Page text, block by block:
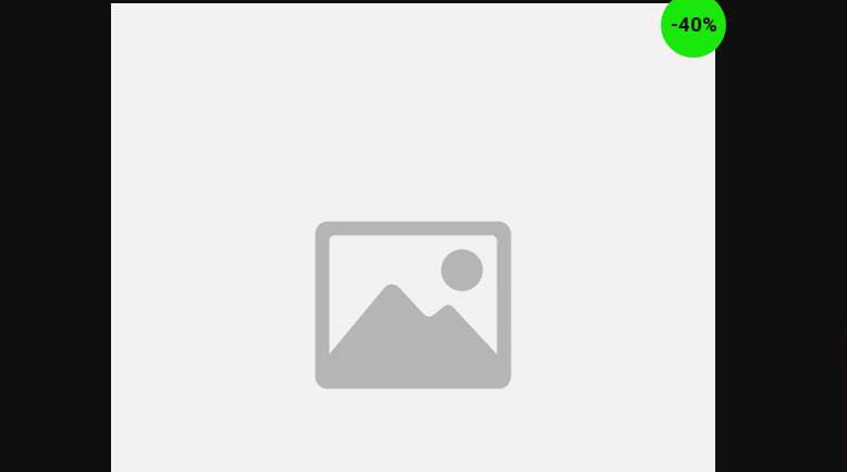
-40%